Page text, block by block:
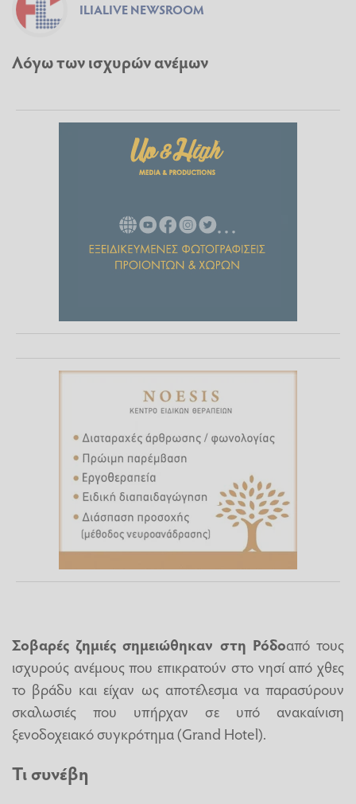
ILIALIVE NEWSROOM
Λόγω των ισχυρών ανέμων
Σοβαρές ζημιές σημειώθηκαν στη Ρόδοαπό τους
ισχυρούς ανέμους που επικρατούν στο νησί από χθες
το βράδυ και είχαν ως αποτέλεσμα να παρασύρουν
σκαλωσιές που υπήρχαν σε υπό ανακαίνιση
ξενοδοχειακό συγκρότημα (Grand Hotel).
Τι συνέβη